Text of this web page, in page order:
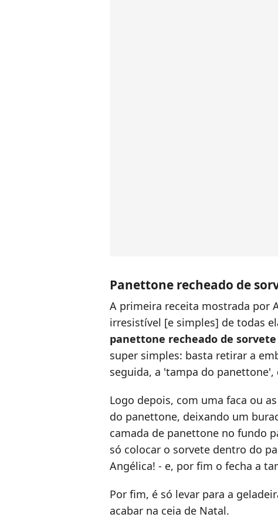
Panettone recheado de
A primeira receita mostrada por
irresistível [e simples] de todas
panettone recheado de
super simples: basta retirar a
seguida, a 'tampa do panettone',
Logo depois, com uma faca ou
do panettone, deixando um
camada de panettone no fundo
só colocar o sorvete dentro do
Angélica! - e, por fim o fecha a
Por fim, é só levar para a
acabar na ceia de Natal.